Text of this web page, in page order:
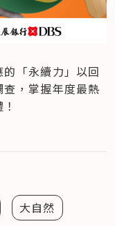
「永續力」以回
，掌握年度最熱
大自然